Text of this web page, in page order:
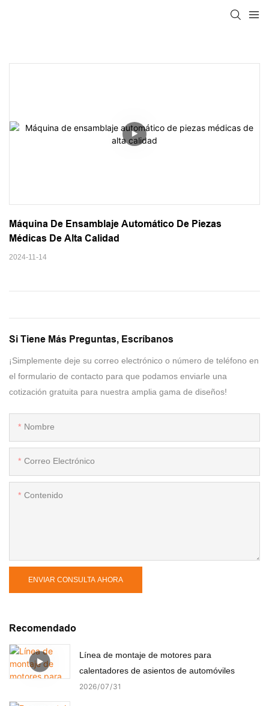
Máquina De Ensamblaje Automático De Piezas
Médicas De Alta Calidad
2024-11-14
Si Tiene Más Preguntas, Escríbanos
¡Simplemente deje su correo electrónico o número de teléfono en
el formulario de contacto para que podamos enviarle una
cotización gratuita para nuestra amplia gama de diseños!
Nombre
Correo Electrónico
Contenido
ENVIAR CONSULTA AHORA
Recomendado
Línea de montaje de motores para
calentadores de asientos de automóviles
2026 07 31